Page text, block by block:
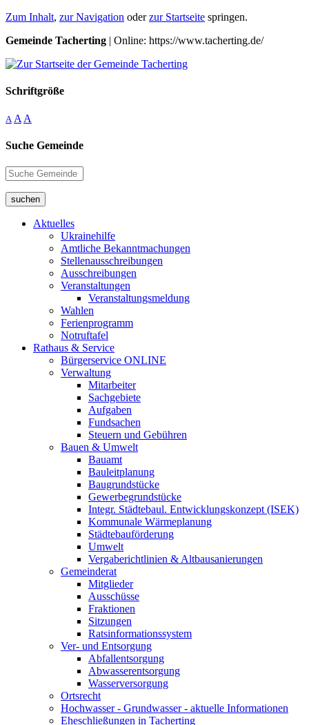
Zum Inhalt, zur Navigation oderzur Startseite springen.
Gemeinde Tacherting | Online: https://www.tacherting.de/
Schriftgröße
A A A
Suche Gemeinde
suchen
Aktuelles
Ukrainehilfe
Amtliche Bekanntmachungen
Stellenausschreibungen
Ausschreibungen
Veranstaltungen
Veranstaltungsmeldung
Wahlen
Ferienprogramm
Notruftafel
Rathaus & Service
Bürgerservice ONLINE
Verwaltung
Mitarbeiter
Sachgebiete
Aufgaben
Fundsachen
Steuern und Gebühren
Bauen & Umwelt
Bauamt
Bauleitplanung
Baugrundstücke
Gewerbegrundstücke
Integr. Städtebaul. Entwicklungskonzept (ISEK)
Kommunale Wärmeplanung
Städtebauförderung
Umwelt
Vergaberichtlinien & Altbausanierungen
Gemeinderat
Mitglieder
Ausschüsse
Fraktionen
Sitzungen
Ratsinformationssystem
Ver- und Entsorgung
Abfallentsorgung
Abwasserentsorgung
Wasserversorgung
Ortsrecht
Hochwasser - Grundwasser - aktuelle Informationen
Eheschließungen in Tacherting